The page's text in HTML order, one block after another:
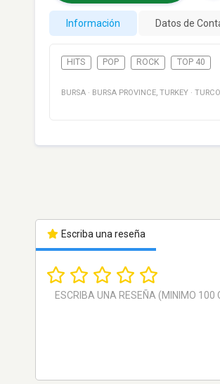
Información Datos de
HITS POP ROCK TOP 40
BURSA · BURSA PROVINCE, TURKEY · TURCO
Escriba una reseña